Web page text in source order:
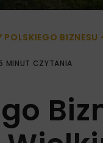
POLSKIEGO
MINUT CZYTANIA